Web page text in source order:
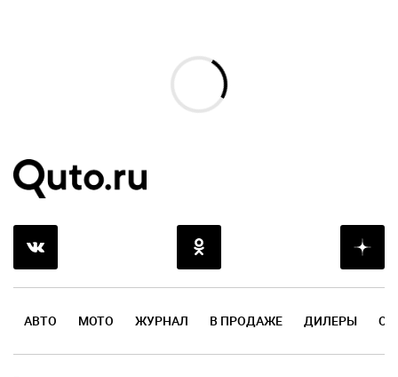
АВТО МОТО ЖУРНАЛ В ПРОДАЖЕ ДИЛЕРЫ